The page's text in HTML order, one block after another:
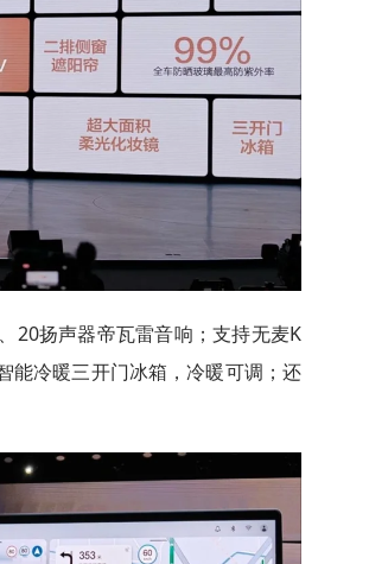
20扬声器帝瓦雷音响；支持无麦K
能冷暖三开门冰箱，冷暖可调；还